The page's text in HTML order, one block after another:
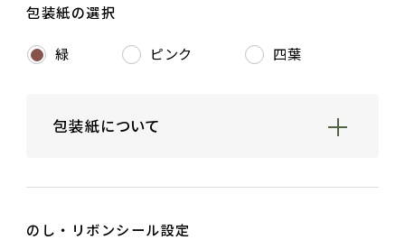
包装紙の選択
緑 ピンク 四葉
包装紙について
桐箱をお包みする包装紙を無料で下記よりお
のし・リボンシール設定